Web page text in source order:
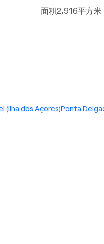
面积2,916平方米
(Ilha dos Açores)Ponta